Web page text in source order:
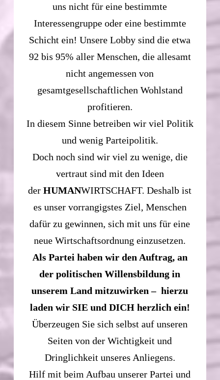
uns nicht für eine bestimmte
Interessengruppe oder eine bestimmte
Schicht ein! Unsere Lobby sind die etwa
92 bis 95% aller Menschen, die allesamt
nicht angemessen von
gesamtgesellschaftlichen Wohlstand
profitieren.
In diesem Sinne betreiben wir viel Politik
und wenig Parteipolitik.
Doch noch sind wir viel zu wenige, die
vertraut sind mit den Ideen
derHUMANWIRTSCHAFT. Deshalb ist
es unser vorrangigstes Ziel, Menschen
dafür zu gewinnen, sich mit uns für eine
neue Wirtschaftsordnung einzusetzen.
Als Partei haben wir den Auftrag, an
der politischen Willensbildung in
unserem Land mitzuwirken – hierzu
laden wir SIE und DICH herzlich ein!
Überzeugen Sie sich selbst auf unseren
Seiten von der Wichtigkeit und
Dringlichkeit unseres Anliegens.
Hilf mit beim Aufbau unserer Partei und